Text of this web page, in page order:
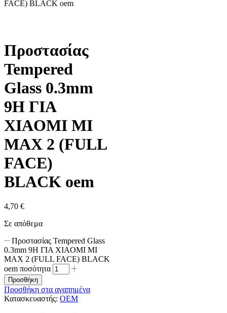
FACE) BLACK oem
Προστασίας
Tempered
Glass 0.3mm
9H ΓΙΑ
XIAOMI MI
MAX 2 (FULL
FACE)
BLACK oem
4,70 €
Σε απόθεμα
Προστασίας Tempered Glass
0.3mm 9H ΓΙΑ XIAOMI MI
MAX 2 (FULL FACE) BLACK
oem ποσότητα
Προσθήκη
Προσθήκη στα αγαπημένα
Κατασκευαστής: OEM